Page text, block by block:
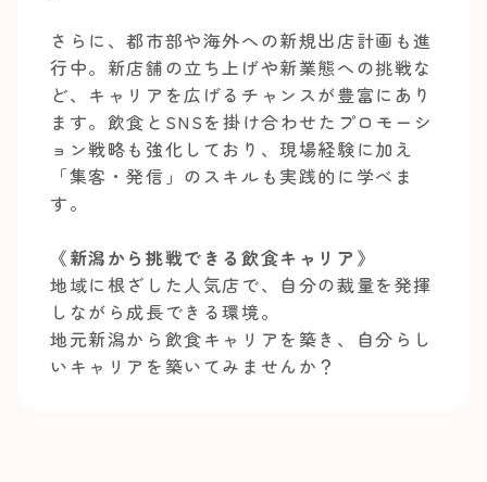
さらに、都市部や海外への新規出店計画も進
行中。新店舗の立ち上げや新業態への挑戦な
ど、キャリアを広げるチャンスが豊富にあり
ます。飲食とSNSを掛け合わせたプロモーシ
ョン戦略も強化しており、現場経験に加え
「集客・発信」のスキルも実践的に学べま
す。
《新潟から挑戦できる飲食キャリア》
地域に根ざした人気店で、自分の裁量を発揮
しながら成長できる環境。
地元新潟から飲食キャリアを築き、自分らし
いキャリアを築いてみませんか？